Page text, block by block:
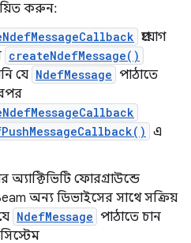
করুন:
প্রয়োগ
createNdefMessage()
যে NdefMessage পাঠাতে
এ
ফোরগ্রাউন্ডে
অন্য ডিভাইসের সাথে সক্রিয়
NdefMessage পাঠাতে চান